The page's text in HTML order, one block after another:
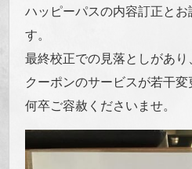
ハッピーパスの内容訂正とお
す。
最終校正での見落としがあ
クーポンのサービスが若干変
何卒ご容赦くださいませ。